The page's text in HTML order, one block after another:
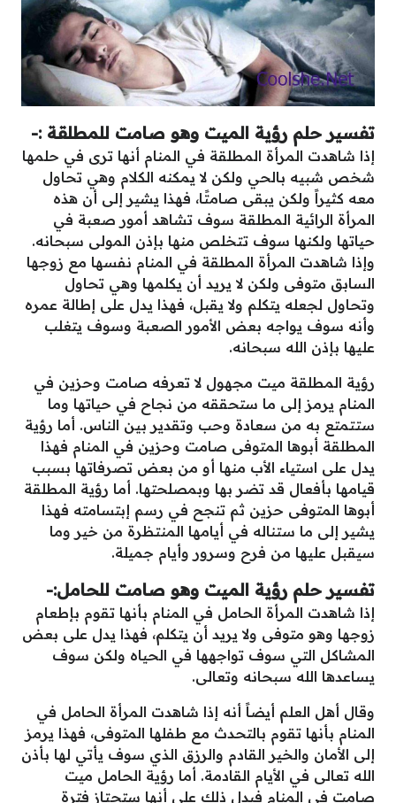
تفسير حلم رؤية الميت وهو صامت للمطلقة :-
إذا شاهدت المرأة المطلقة في المنام أنها ترى في حلمها
شخص شبيه بالحي ولكن لا يمكنه الكلام وهي تحاول
معه كثيراً ولكن يبقى صامتًا، فهذا يشير إلى أن هذه
المرأة الرائية المطلقة سوف تشاهد أمور صعبة في
حياتها ولكنها سوف تتخلص منها بإذن المولى سبحانه.
وإذا شاهدت المرأة المطلقة في المنام نفسها مع زوجها
السابق متوفى ولكن لا يريد أن يكلمها وهي تحاول
وتحاول لجعله يتكلم ولا يقبل، فهذا يدل على إطالة عمره
وأنه سوف يواجه بعض الأمور الصعبة وسوف يتغلب
عليها بإذن الله سبحانه.
رؤية المطلقة ميت مجهول لا تعرفه صامت وحزين في
المنام يرمز إلى ما ستحققه من نجاح في حياتها وما
ستتمتع به من سعادة وحب وتقدير بين الناس. أما رؤية
المطلقة أبوها المتوفى صامت وحزين في المنام فهذا
يدل على استياء الأب منها أو من بعض تصرفاتها بسبب
قيامها بأفعال قد تضر بها وبمصلحتها. أما رؤية المطلقة
أبوها المتوفى حزين ثم تنجح في رسم إبتسامته فهذا
يشير إلى ما ستناله في أيامها المنتظرة من خير وما
سيقبل عليها من فرح وسرور وأيام جميلة.
تفسير حلم رؤية الميت وهو صامت للحامل:-
إذا شاهدت المرأة الحامل في المنام بأنها تقوم بإطعام
زوجها وهو متوفى ولا يريد أن يتكلم، فهذا يدل على بعض
المشاكل التي سوف تواجهها في الحياه ولكن سوف
يساعدها الله سبحانه وتعالى.
وقال أهل العلم أيضاً أنه إذا شاهدت المرأة الحامل في
المنام بأنها تقوم بالتحدث مع طفلها المتوفى، فهذا يرمز
إلى الأمان والخير القادم والرزق الذي سوف يأتي لها بأذن
الله تعالى في الأيام القادمة. أما رؤية الحامل ميت
صامت في المنام فيدل ذلك على أنها ستجتاز فترة